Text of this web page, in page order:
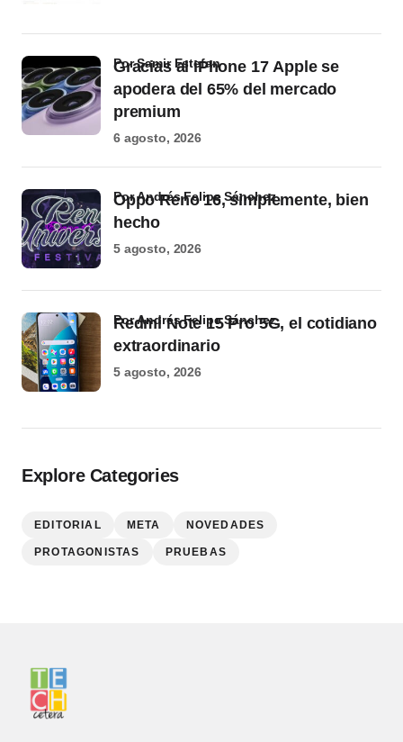
Gracias al iPhone 17 Apple se
apodera del 65% del mercado
premium
por Samir Estefan
6 agosto, 2026
Oppo Reno 16, simplemente, bien
hecho
por Andrés Felipe Sánchez
5 agosto, 2026
Redmi Note 15 Pro 5G, el cotidiano
extraordinario
por Andrés Felipe Sánchez
5 agosto, 2026
Explore Categories
EDITORIAL META NOVEDADES
PROTAGONISTAS PRUEBAS